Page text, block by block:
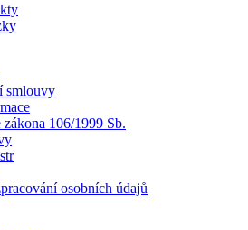
smlouvy
106/1999 Sb.
osobních údajů